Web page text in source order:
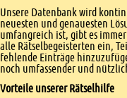
Unsere Datenbank wird
neuesten und genauesten
umfangreich ist, gibt es
alle Rätselbegeisterten ein,
fehlende Einträge
noch umfassender und
Vorteile unserer Rätselhilfe